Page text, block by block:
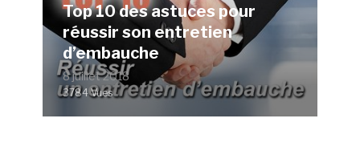
Top 10 des astuces pour
réussir son entretien
d’embauche
8 juillet 2018
3784 Vues